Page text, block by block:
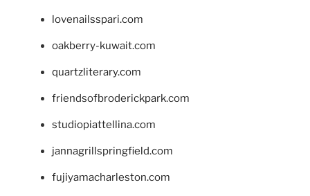
lovenailsspari.com
oakberry-kuwait.com
quartzliterary.com
friendsofbroderickpark.com
studiopiattellina.com
jannagrillspringfield.com
fujiyamacharleston.com